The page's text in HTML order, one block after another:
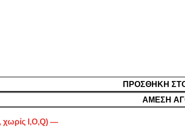
ΠΡΟΣΘΉΚΗ
ΆΜΕΣΗ
χωρίς I,O,Q) —